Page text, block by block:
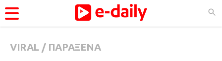
ΚΑΤΗΓΟΡΊΕΣ
VIRAL / ΠΑΡΑΞΕΝΑ